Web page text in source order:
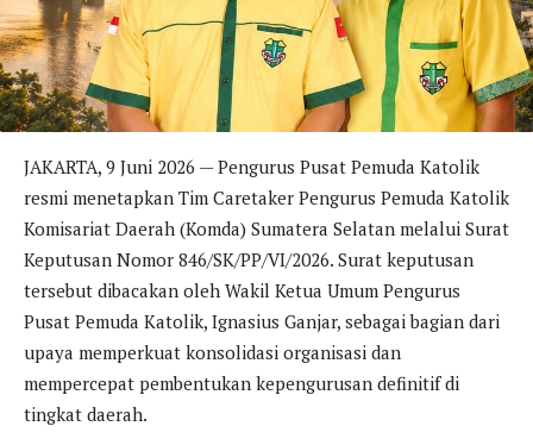
JAKARTA, 9 Juni 2026 — Pengurus Pusat Pemuda Katolik
resmi menetapkan Tim Caretaker Pengurus Pemuda Katolik
Komisariat Daerah (Komda) Sumatera Selatan melalui Surat
Keputusan Nomor 846/SK/PP/VI/2026. Surat keputusan
tersebut dibacakan oleh Wakil Ketua Umum Pengurus
Pusat Pemuda Katolik, Ignasius Ganjar, sebagai bagian dari
upaya memperkuat konsolidasi organisasi dan
mempercepat pembentukan kepengurusan definitif di
tingkat daerah.